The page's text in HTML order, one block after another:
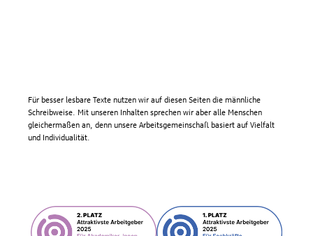
Für besser lesbare Texte nutzen wir auf diesen Seiten die männliche
Schreibweise. Mit unseren Inhalten sprechen wir aber alle Menschen
gleichermaßen an, denn unsere Arbeitsgemeinschaft basiert auf Vielfalt
und Individualität.